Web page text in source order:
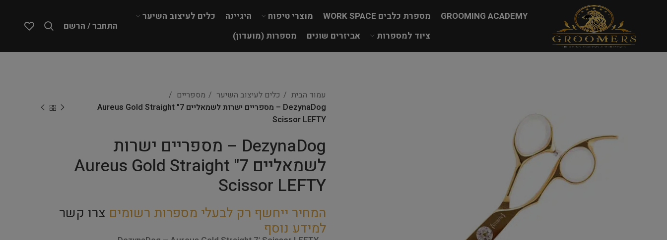
GROOMING ACADEMY מספרת כלבים WORK SPACE מוצרי טיפוח היגיינה
כלים לעיצוב השיער
ציוד למספרות
אביזרים שונים מספרות (מועדון)
התחבר / הרשם
עמוד הבית כלים לעיצוב השיער
מספריים
DezynaDog – מספריים ישרות לשמאליים 7" Aureus Gold Straight
Scissor LEFTY
DezynaDog – מספריים ישרות
לשמאליים 7" Aureus Gold Straight
Scissor LEFTY
המחיר ייחשף רק לבעלי מספרות רשומים צרו קשר
למידע נוסף